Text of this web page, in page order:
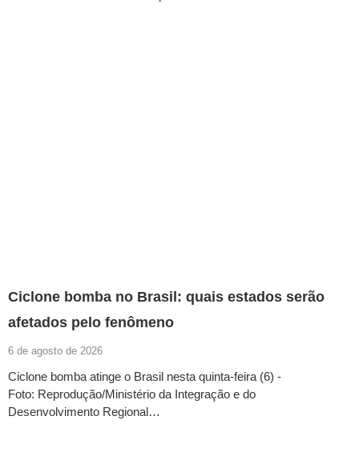
Ciclone bomba no Brasil: quais estados serão
afetados pelo fenômeno
6 de agosto de 2026
Ciclone bomba atinge o Brasil nesta quinta-feira (6) -
Foto: Reprodução/Ministério da Integração e do
Desenvolvimento Regional…